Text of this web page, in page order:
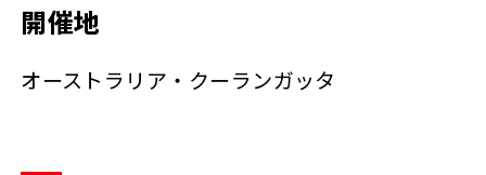
開催地
オーストラリア・クーランガッタ